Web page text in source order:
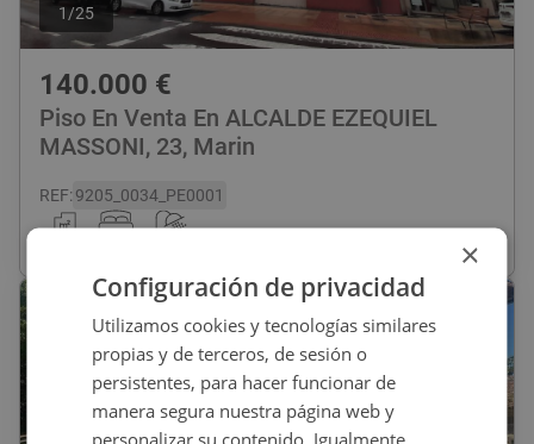
1 /25
140.000 €
Piso En Venta En ALCALDE EZEQUIEL
MASSONI, 23, Marin
REF:9205_0034_PE0001
×
Configuración de privacidad
Utilizamos cookies y tecnologías similares
propias y de terceros, de sesión o
persistentes, para hacer funcionar de
manera segura nuestra página web y
personalizar su contenido. Igualmente,